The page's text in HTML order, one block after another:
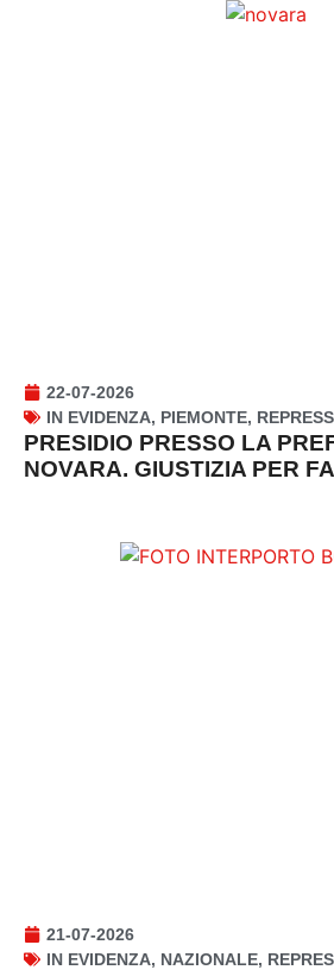
22-07-2026
IN EVIDENZA, PIEMONTE,
PRESIDIO PRESSO LA
NOVARA. GIUSTIZIA PER
21-07-2026
IN EVIDENZA, NAZIONALE,